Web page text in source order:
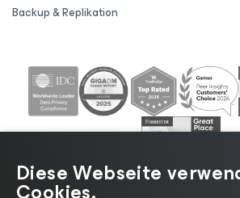
Backup & Replikation
Diese Webseite